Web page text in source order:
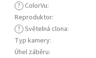
? ColorVu:
Reproduktor:
? Světelná clona:
Typ kamery:
Úhel záběru: